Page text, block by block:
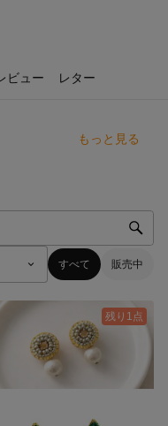
ビュー レター
もっと見る
すべて 販売中
残り1点